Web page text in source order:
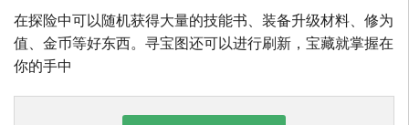
在探险中可以随机获得大量的技能书、装备升级材料、修为
值、金币等好东西。寻宝图还可以进行刷新，宝藏就掌握在
你的手中